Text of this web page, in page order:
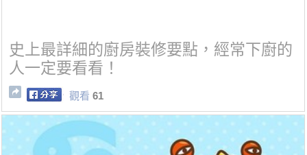
史上最詳細的廚房裝修要點，經常下廚的
人一定要看看！
觀看 61